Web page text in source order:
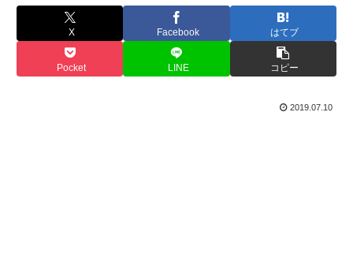
X Facebook はてブ
Pocket LINE コピー
2019.07.10